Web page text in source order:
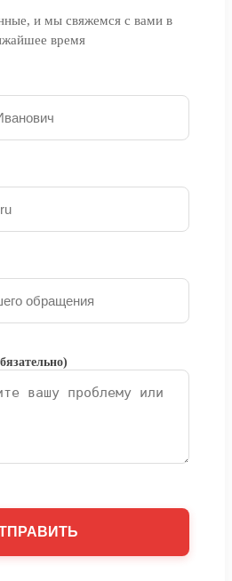
и мы свяжемся с вами в
время